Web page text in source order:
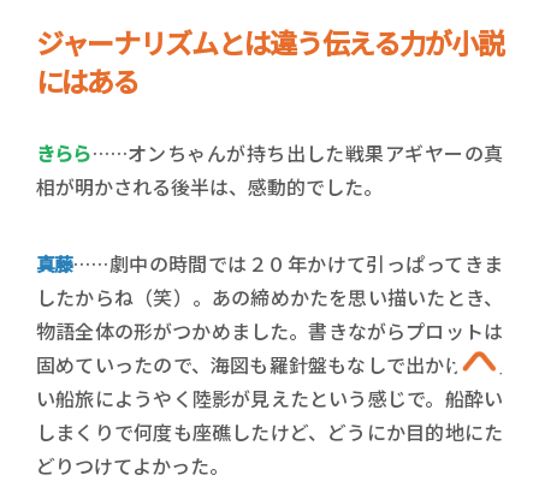
ジャーナリズムとは違う伝える力が小説
にはある
きらら……オンちゃんが持ち出した戦果アギヤーの真
相が明かされる後半は、感動的でした。
真藤……劇中の時間では２０年かけて引っぱってきま
したからね（笑）。あの締めかたを思い描いたとき、
物語全体の形がつかめました。書きながらプロットは
固めていったので、海図も羅針盤もなしで出かけた長
い船旅にようやく陸影が見えたという感じで。船酔い
しまくりで何度も座礁したけど、どうにか目的地にた
どりつけてよかった。